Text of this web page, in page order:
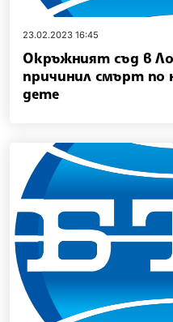
23.02.2023 16:45
Окръжният съд в
причинил смърт по
дете